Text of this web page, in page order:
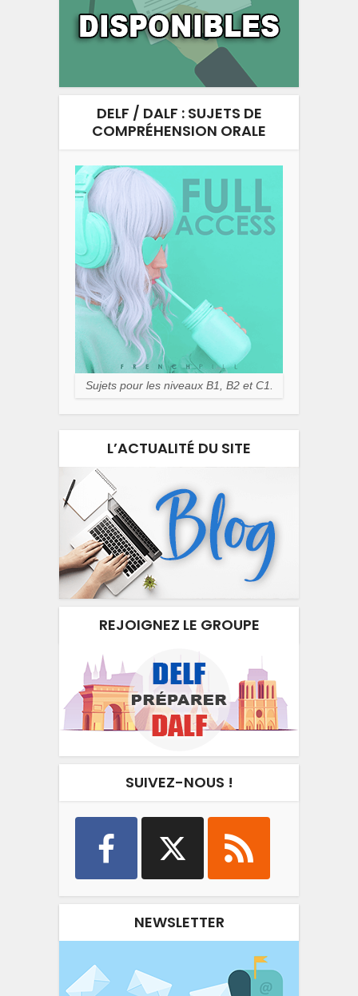
DELF / DALF : SUJETS DE
COMPRÉHENSION ORALE
Sujets pour les niveaux B1, B2 et C1.
L’ACTUALITÉ DU SITE
REJOIGNEZ LE GROUPE
SUIVEZ-NOUS !
NEWSLETTER